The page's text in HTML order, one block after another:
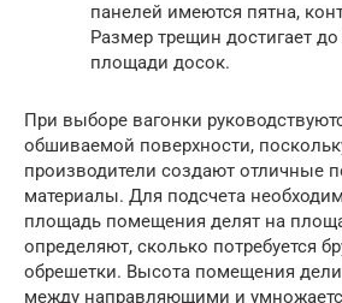
панелей имеются пятна,
Размер трещин достигает
площади досок.
При выборе вагонки
обшиваемой поверхности,
производители создают отличные
материалы. Для подсчета
площадь помещения делят на
определяют, сколько потребуется
обрешетки. Высота помещения
между направляющими и